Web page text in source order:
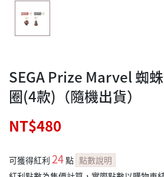
SEGA Prize Marvel 蜘
圈(4款)（隨機出貨）
NT$480
可獲得紅利 24點 點數說明